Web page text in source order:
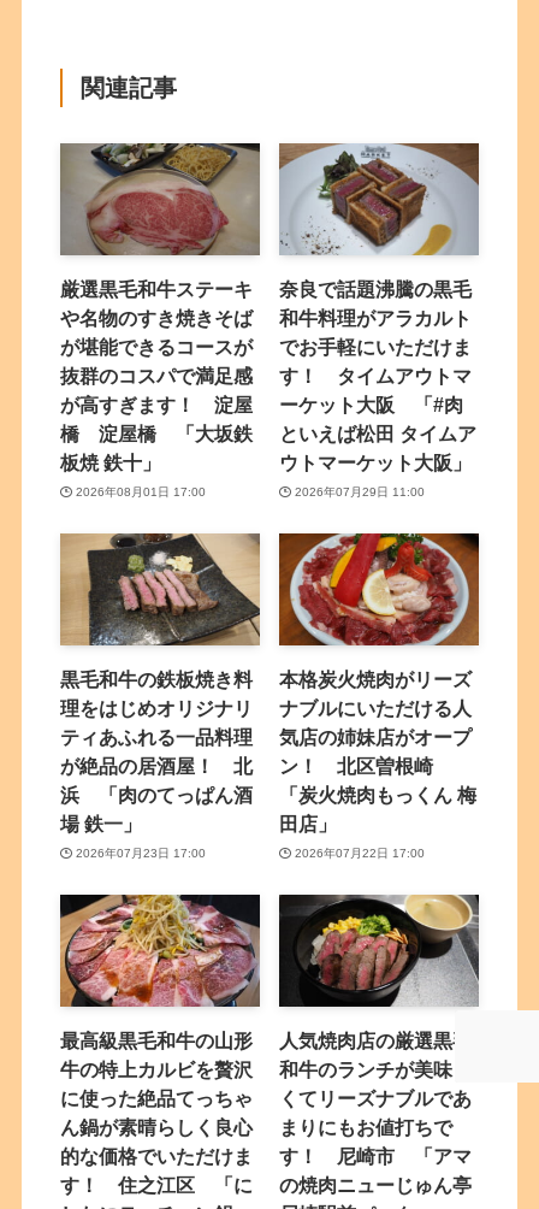
関連記事
厳選黒毛和牛ステーキ
や名物のすき焼きそば
が堪能できるコースが
抜群のコスパで満足感
が高すぎます！ 淀屋
橋 淀屋橋 「大坂鉄
板焼 鉄十」
2026年08月01日 17:00
奈良で話題沸騰の黒毛
和牛料理がアラカルト
でお手軽にいただけま
す！ タイムアウトマ
ーケット大阪 「#肉
といえば松田 タイムア
ウトマーケット大阪」
2026年07月29日 11:00
黒毛和牛の鉄板焼き料
理をはじめオリジナリ
ティあふれる一品料理
が絶品の居酒屋！ 北
浜 「肉のてっぱん酒
場 鉄一」
2026年07月23日 17:00
本格炭火焼肉がリーズ
ナブルにいただける人
気店の姉妹店がオープ
ン！ 北区曽根崎
「炭火焼肉もっくん 梅
田店」
2026年07月22日 17:00
最高級黒毛和牛の山形
牛の特上カルビを贅沢
に使った絶品てっちゃ
ん鍋が素晴らしく良心
的な価格でいただけま
す！ 住之江区 「に
人気焼肉店の厳選黒毛
和牛のランチが美味し
くてリーズナブルであ
まりにもお値打ちで
す！ 尼崎市 「アマ
の焼肉ニューじゅん亭